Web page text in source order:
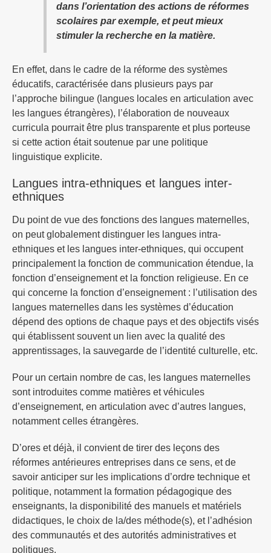
dans l’orientation des actions de réformes
scolaires par exemple, et peut mieux
stimuler la recherche en la matière.
En effet, dans le cadre de la réforme des systèmes
éducatifs, caractérisée dans plusieurs pays par
l’approche bilingue (langues locales en articulation avec
les langues étrangères), l’élaboration de nouveaux
curricula pourrait être plus transparente et plus porteuse
si cette action était soutenue par une politique
linguistique explicite.
Langues intra-ethniques et langues inter-
ethniques
Du point de vue des fonctions des langues maternelles,
on peut globalement distinguer les langues intra-
ethniques et les langues inter-ethniques, qui occupent
principalement la fonction de communication étendue, la
fonction d’enseignement et la fonction religieuse. En ce
qui concerne la fonction d’enseignement : l’utilisation des
langues maternelles dans les systèmes d’éducation
dépend des options de chaque pays et des objectifs visés
qui établissent souvent un lien avec la qualité des
apprentissages, la sauvegarde de l’identité culturelle, etc.
Pour un certain nombre de cas, les langues maternelles
sont introduites comme matières et véhicules
d’enseignement, en articulation avec d’autres langues,
notamment celles étrangères.
D’ores et déjà, il convient de tirer des leçons des
réformes antérieures entreprises dans ce sens, et de
savoir anticiper sur les implications d’ordre technique et
politique, notamment la formation pédagogique des
enseignants, la disponibilité des manuels et matériels
didactiques, le choix de la/des méthode(s), et l’adhésion
des communautés et des autorités administratives et
politiques.